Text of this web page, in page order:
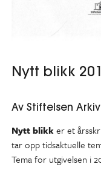
Nytt blikk
Av Stiftelsen
Nytt blikker et
tar opp tidsaktuelle
Tema for utgivelsen i